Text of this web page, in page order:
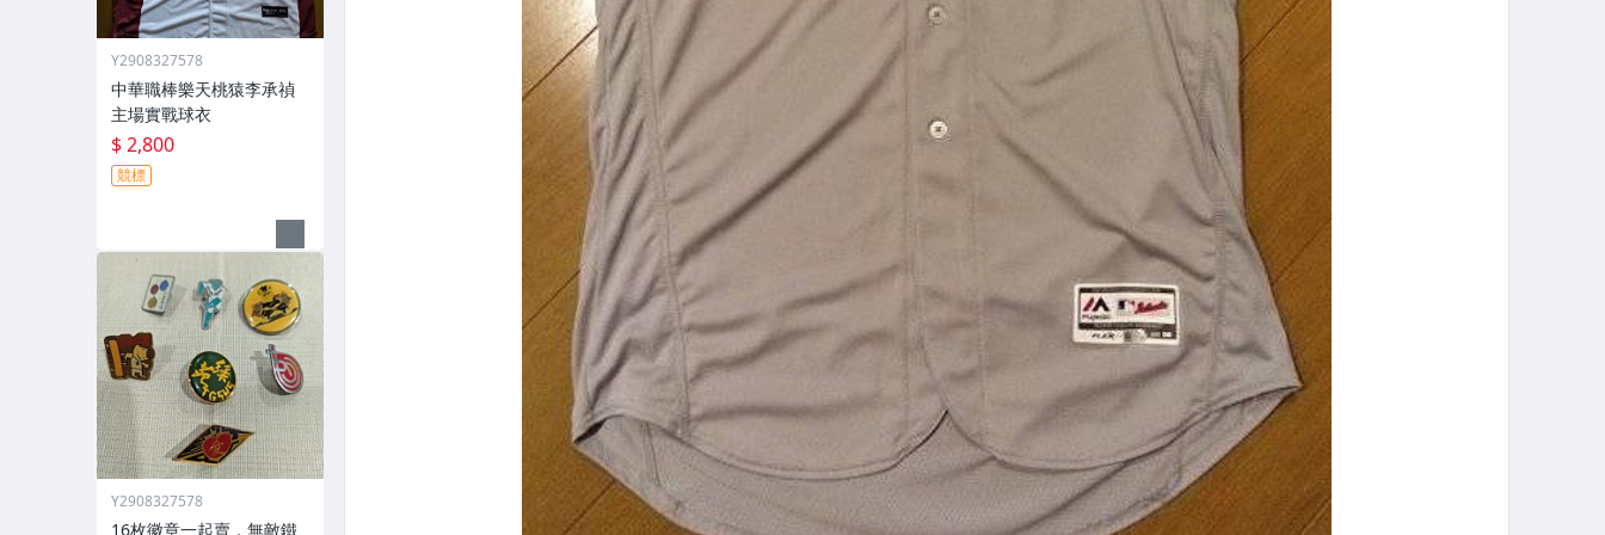
Y2908327578
中華職棒樂天桃猿李承禎
主場實戰球衣
$ 2,800
競標
Y2908327578
16枚徽章一起賣，無敵鐵